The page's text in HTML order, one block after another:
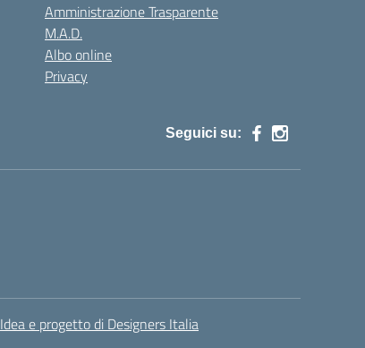
Amministrazione Trasparente
M.A.D.
Albo online
Privacy
Seguici su:
Idea e progetto di Designers Italia